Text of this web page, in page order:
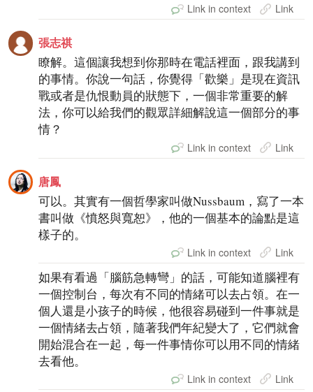
Link in context Link
張志祺
瞭解。這個讓我想到你那時在電話裡面，跟我講到
的事情。你說一句話，你覺得「歡樂」是現在資訊
戰或者是仇恨動員的狀態下，一個非常重要的解
法，你可以給我們的觀眾詳細解說這一個部分的事
情？
Link in context Link
唐鳳
可以。其實有一個哲學家叫做Nussbaum，寫了一本
書叫做《憤怒與寬恕》，他的一個基本的論點是這
樣子的。
Link in context Link
如果有看過「腦筋急轉彎」的話，可能知道腦裡有
一個控制台，每次有不同的情緒可以去占領。在一
個人還是小孩子的時候，他很容易碰到一件事就是
一個情緒去占領，隨著我們年紀變大了，它們就會
開始混合在一起，每一件事情你可以用不同的情緒
去看他。
Link in context Link